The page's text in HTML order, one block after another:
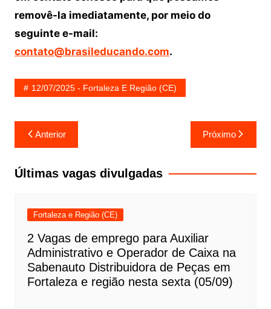
removê-la imediatamente, por meio do
seguinte e-mail:
contato@brasileducando.com.
12/07/2025 - Fortaleza E Região (CE)
Navegação
de
Post
Anterior Próximo
Últimas vagas divulgadas
Fortaleza e Região (CE)
2 Vagas de emprego para Auxiliar
Administrativo e Operador de Caixa na
Sabenauto Distribuidora de Peças em
Fortaleza e região nesta sexta (05/09)